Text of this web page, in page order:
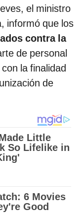
el ministro
informó que los
contra la
de personal
la finalidad
de